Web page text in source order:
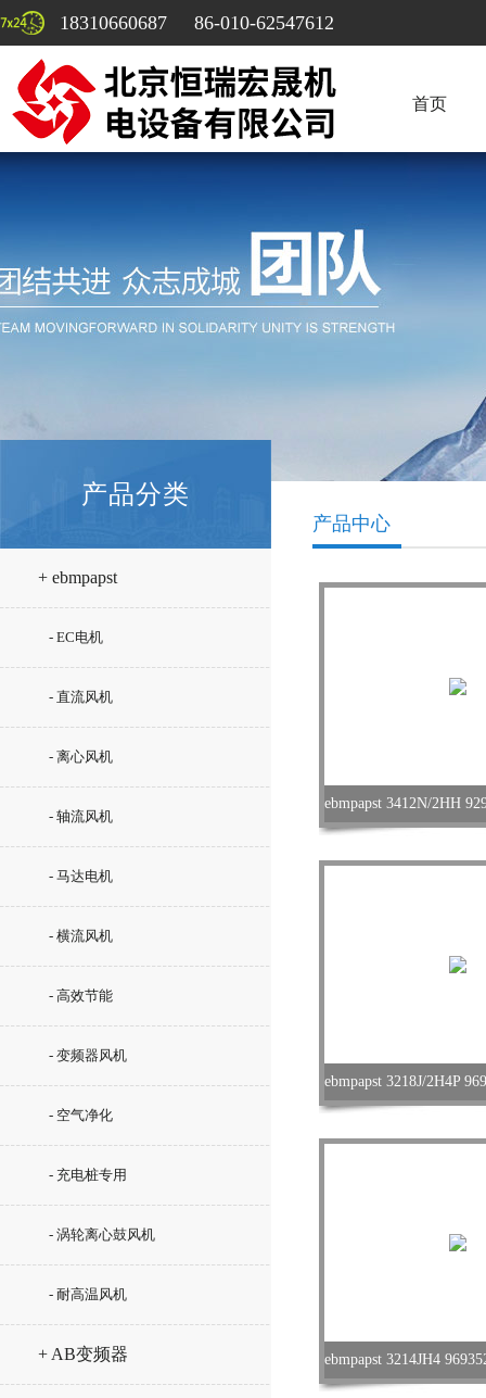
18310660687 86-010-62547612
首页
产品分类
+ ebmpapst
- EC电机
- 直流风机
- 离心风机
- 轴流风机
- 马达电机
- 横流风机
- 高效节能
- 变频器风机
- 空气净化
- 充电桩专用
- 涡轮离心鼓风机
- 耐高温风机
+ AB变频器
产品中心